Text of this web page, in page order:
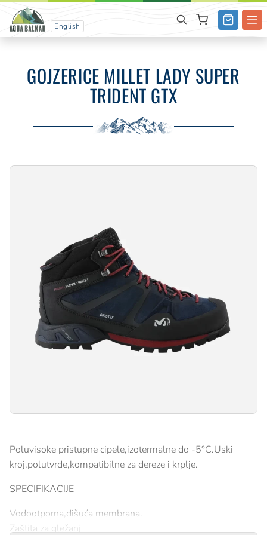
English
GOJZERICE MILLET LADY SUPER
TRIDENT GTX
Poluvisoke pristupne cipele,izotermalne do -5°C.Uski
kroj,polutvrde,kompatibilne za dereze i krplje.
SPECIFIKACIJE
Vodootporna,dišuća membrana.
Zaštita za gležanj